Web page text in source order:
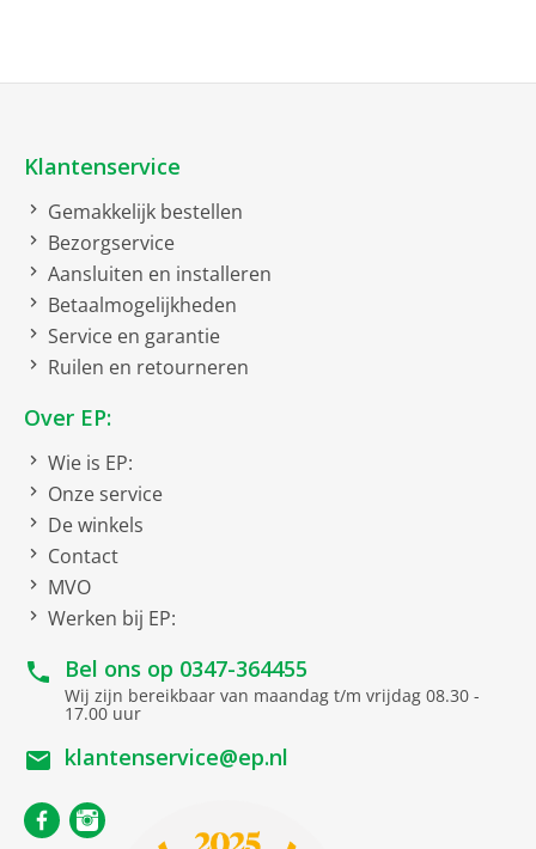
tevoren!
Bruto afmetingen inclusief verpakking
bruto hoogte
bruto diepte
bruto gewicht
Constructie
In-ear hoofdtelefoon
Frequentiebereik
Hz
Netto afmetingen
netto gewicht
Overdracht
Bluetooth
Versie
Klantenservice
Gemakkelijk bestellen
Bezorgservice
Aansluiten en installeren
Betaalmogelijkheden
Service en garantie
Ruilen en retourneren
Over EP:
Wie is EP:
Onze service
De winkels
Contact
MVO
Werken bij EP:
Bel ons op 0347-364455
Wij zijn bereikbaar van maandag t/m vrijdag 08.30 -
17.00 uur
klantenservice@ep.nl